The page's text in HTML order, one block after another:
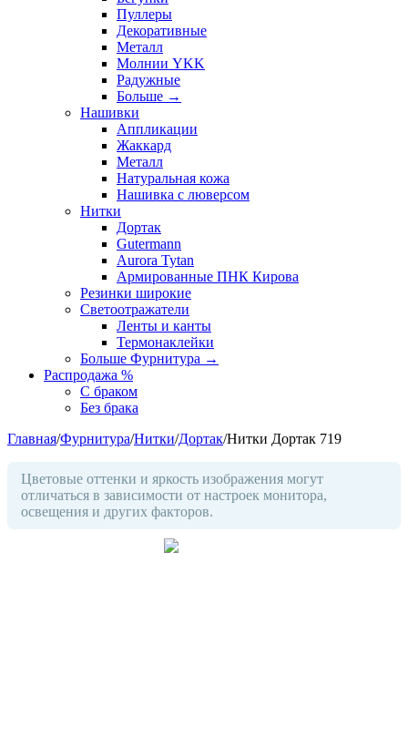
Пуллеры
Декоративные
Металл
Молнии YKK
Радужные
Больше →
Нашивки
Аппликации
Жаккард
Металл
Натуральная кожа
Нашивка с люверсом
Нитки
Дортак
Gutermann
Aurora Tytan
Армированные ПНК Кирова
Резинки широкие
Светоотражатели
Ленты и канты
Термонаклейки
Больше Фурнитура →
Распродажа %
С браком
Без брака
Главная/Фурнитура/Нитки/Дортак/Нитки Дортак 719
Цветовые оттенки и яркость изображения могут
отличаться в зависимости от настроек монитора,
освещения и других факторов.